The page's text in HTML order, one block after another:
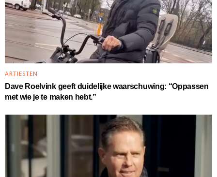
ARTIESTEN
Dave Roelvink geeft duidelijke waarschuwing: “Oppassen
met wie je te maken hebt.”